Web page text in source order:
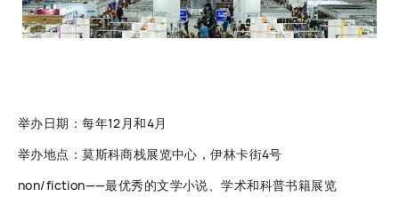
举办日期：每年12月和4月
举办地点：莫斯科商栈展览中心，伊林卡街4号
non/fiction——最优秀的文学小说、学术和科普书籍展览